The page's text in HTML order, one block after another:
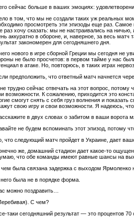
сейчас больше в ваших эмоциях:
в том, что мы не создали таких уж реальных
просмотреть эти эпизоды еще раз. Самое
раз хочу сказать: мы не настраивались на
аккуратно в обороне, и, наверное, за весь матч
закономерен для сегодняшнего дня.
нового в игре сборной Греции мы сегодня не
не было просчетов: в первом тайме у нас
в атаке. Но, повторюсь, в таких играх
предположить, что ответный матч начнется
трудно сейчас отвечать на этот вопрос, потому
возможности. К сожалению, приходится это
смогут снять с себя груз волнения и
свою игру и свои возможности. Я надеюсь,
в двух словах о забитом в ваши ворота
не будем вспоминать этот эпизод, потому
что следующий матч пройдет в Украине, дает
же, домашний стадион дает какое-то
что обе команды имеют равные шансы на
была связана задержка с выходом Ярмоленко
была не в порядке форма.
можно поздравить…
С чем?
таки сегодняшний результат — это процентов 70